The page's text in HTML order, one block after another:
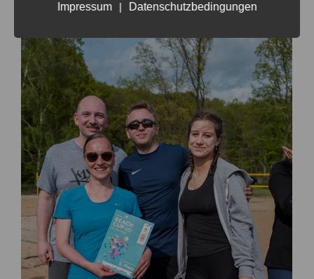
Impressum
| Datenschutzbedingungen